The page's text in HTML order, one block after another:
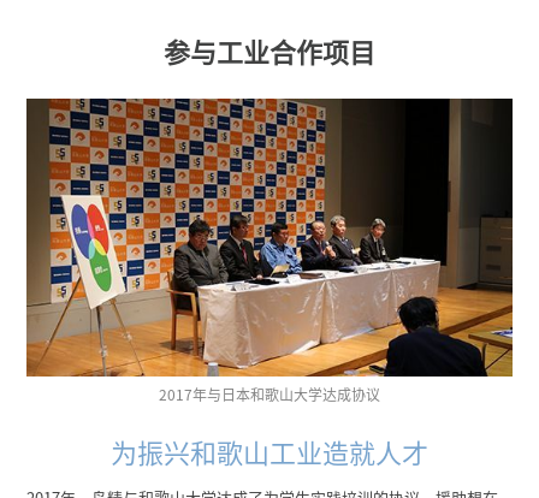
参与工业合作项目
2017年与日本和歌山大学达成协议
为振兴和歌山工业造就人才